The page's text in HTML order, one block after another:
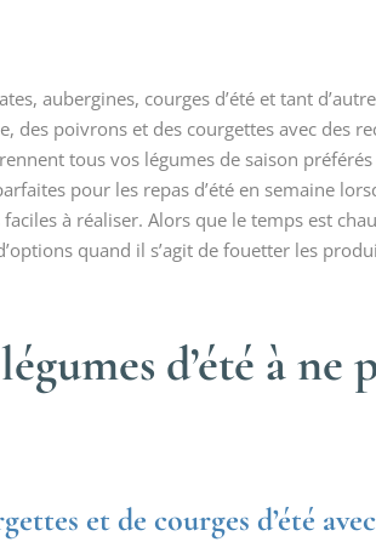
aubergines, courges d’été et tant
des poivrons et des courgettes avec des
tous vos légumes de saison
pour les repas d’été en semaine
à réaliser. Alors que le temps est
quand il s’agit de fouetter les
d’été à ne
et de courges d’été